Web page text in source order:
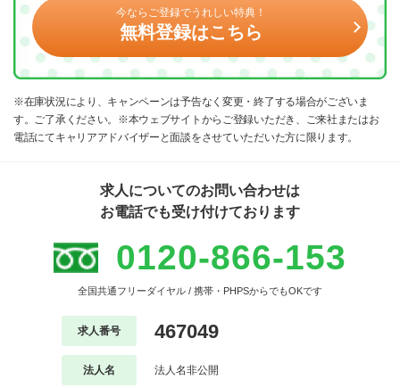
今ならご登録でうれしい特典！
無料登録はこちら
※在庫状況により、キャンペーンは予告なく変更・終了する場合がございま
す。ご了承ください。※本ウェブサイトからご登録いただき、ご来社またはお
電話にてキャリアアドバイザーと面談をさせていただいた方に限ります。
求人についてのお問い合わせは
お電話でも受け付けております
0120-866-153
全国共通フリーダイヤル / 携帯・PHPSからでもOKです
求人番号 467049
法人名 法人名非公開